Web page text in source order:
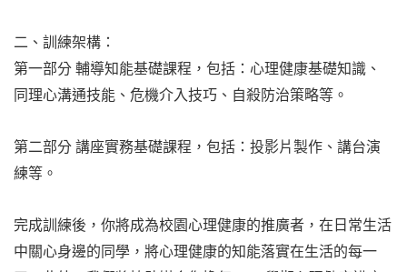
二、訓練架構：
第一部分 輔導知能基礎課程，包括：心理健康基礎知識、
同理心溝通技能、危機介入技巧、自殺防治策略等。
第二部分 講座實務基礎課程，包括：投影片製作、講台演
練等。
完成訓練後，你將成為校園心理健康的推廣者，在日常生活
中關心身邊的同學，將心理健康的知能落實在生活的每一